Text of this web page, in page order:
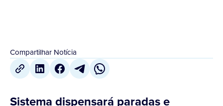
Compartilhar Notícia
Sistema dispensará paradas e